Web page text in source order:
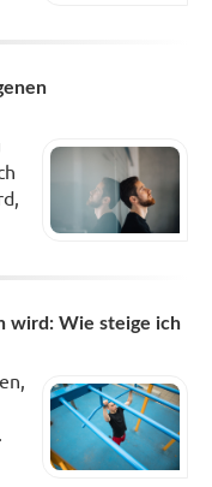
wird: Wie steige ich